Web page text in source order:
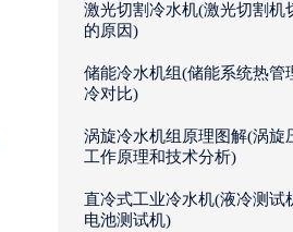
激光切割冷水机(激光切割机
的原因)
储能冷水机组(储能系统热管
冷对比)
涡旋冷水机组原理图解(涡旋
工作原理和技术分析)
直冷式工业冷水机(液冷测试
电池测试机)